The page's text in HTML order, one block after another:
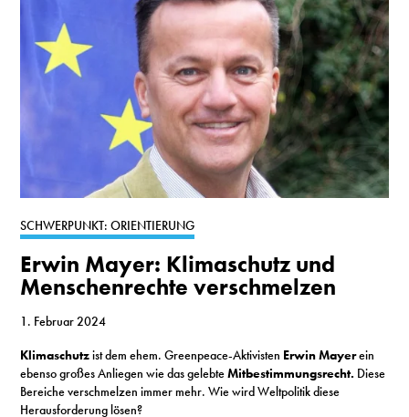
SCHWERPUNKT: ORIENTIERUNG
Erwin Mayer: Klimaschutz und
Menschenrechte verschmelzen
1. Februar 2024
Klimaschutzist dem ehem. Greenpeace-Aktivisten Erwin Mayerein
ebenso großes Anliegen wie das gelebteMitbestimmungsrecht. Diese
Bereiche verschmelzen immer mehr. Wie wird Weltpolitik diese
Herausforderung lösen?